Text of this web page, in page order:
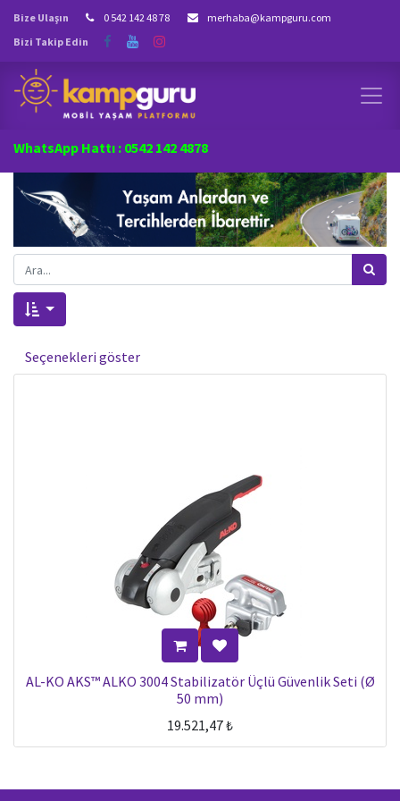
Bize Ulaşın 0 542 142 48 78
merhaba@kampguru.com
Bizi Takip Edin
WhatsApp Hattı : 0542 142 4878
Seçenekleri göster
AL-KO AKS™ ALKO 3004 Stabilizatör Üçlü Güvenlik Seti (Ø
50 mm)
19.521,47₺